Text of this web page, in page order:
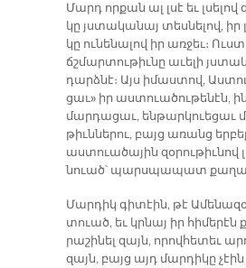
Մարդ որ­քան ալ լսէ եւ
կը յստա­կա­նայ տես­նե­լով,
կը ու­նե­նա­լով իր առ­ջեւ։
ճշմար­տու­թիւ­նը ա­ւե­լի
դարձ­նէ։ Այս ի­մաս­տով,
ցաւ» իր աս­տուա­ծու­թե­նէն,
մար­դա­ցաւ, են­թար­կուե­ցաւ
թիւն­նե­րու, բայց ա­ռանց
աս­տուա­ծա­յին
նուած՝ պարս­պա­պատ
Մար­դիկ գի­տէին, թէ
տուած, եւ կրնայ իր հի­մե­րէն
րա­շի­նել զայն, ո­րով­հե­տեւ
զայն, բայց այդ մար­դի­կը չէին